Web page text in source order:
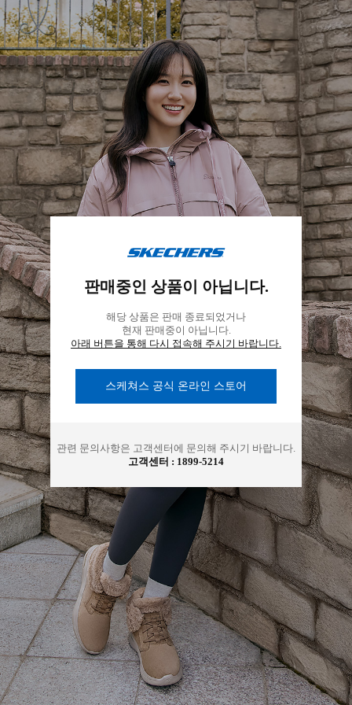
스
쳐
코
리
판매중인 상품이 아닙니다.
해당 상품은 판매 종료되었거나
현재 판매중이 아닙니다.
아래 버튼을 통해 다시 접속해 주시기 바랍니다.
스케쳐스 공식 온라인 스토어
관련 문의사항은 고객센터에 문의해 주시기 바랍니다.
고객센터 : 1899-5214